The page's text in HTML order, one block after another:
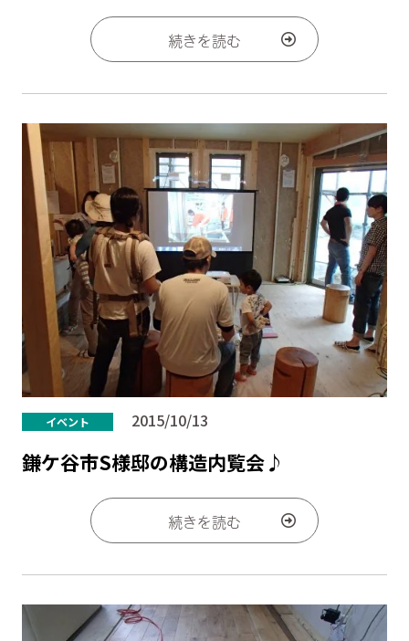
続きを読む
イベント 2015/10/13
鎌ケ谷市S様邸の構造内覧会♪
続きを読む